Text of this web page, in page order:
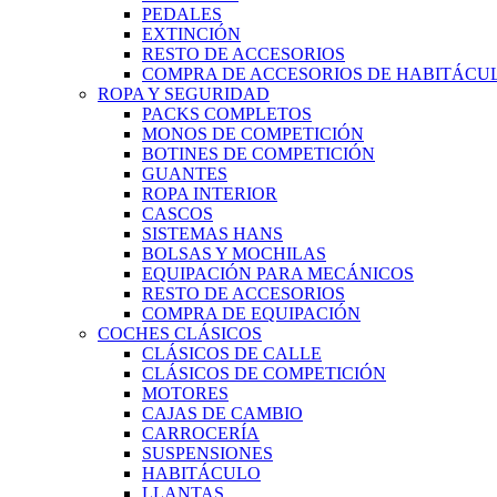
PEDALES
EXTINCIÓN
RESTO DE ACCESORIOS
COMPRA DE ACCESORIOS DE
ROPA Y SEGURIDAD
PACKS COMPLETOS
MONOS DE COMPETICIÓN
BOTINES DE COMPETICIÓN
GUANTES
ROPA INTERIOR
CASCOS
SISTEMAS HANS
BOLSAS Y MOCHILAS
EQUIPACIÓN PARA MECÁNICOS
RESTO DE ACCESORIOS
COMPRA DE EQUIPACIÓN
COCHES CLÁSICOS
CLÁSICOS DE CALLE
CLÁSICOS DE COMPETICIÓN
MOTORES
CAJAS DE CAMBIO
CARROCERÍA
SUSPENSIONES
HABITÁCULO
LLANTAS